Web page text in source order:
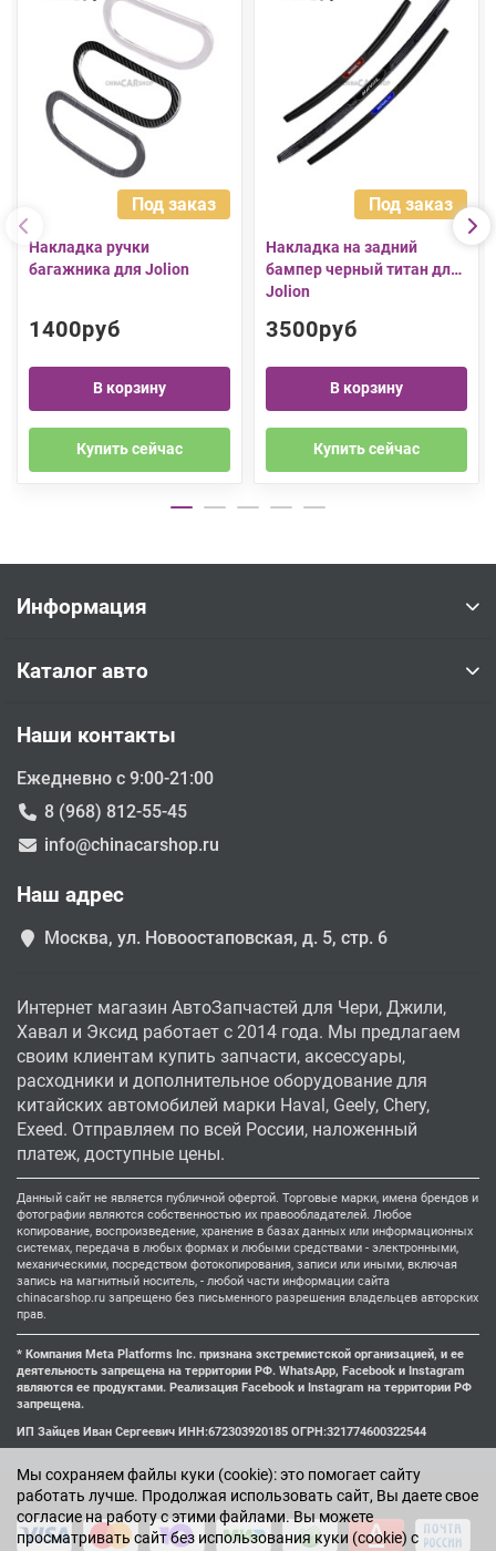
Под заказ
Накладка ручки
багажника для Jolion
1400руб
В корзину
Купить сейчас
Под заказ
Накладка на задний
бампер черный титан для
Jolion
3500руб
В корзину
Купить сейчас
Мы cохраняем файлы куки (cookie): это помогает сайту
работать лучше. Продолжая использовать сайт, Вы даете свое
согласие на работу с этими файлами. Вы можете
просматривать сайт без использования куки (cookie) с
Информация
Каталог авто
Наши контакты
Ежедневно с 9:00-21:00
8 (968) 812-55-45
info@chinacarshop.ru
Наш адрес
Москва, ул. Новоостаповская, д. 5, стр. 6
Интернет магазин АвтоЗапчастей для Чери, Джили,
Хавал и Эксид работает с 2014 года. Мы предлагаем
своим клиентам купить запчасти, аксессуары,
расходники и дополнительное оборудование для
китайских автомобилей марки Haval, Geely, Chery,
Exeed. Отправляем по всей России, наложенный
платеж, доступные цены.
Данный сайт не является публичной офертой. Торговые марки, имена брендов и
фотографии являются собственностью их правообладателей. Любое
копирование, воспроизведение, хранение в базах данных или информационных
системах, передача в любых формах и любыми средствами - электронными,
механическими, посредством фотокопирования, записи или иными, включая
запись на магнитный носитель, - любой части информации сайта
chinacarshop.ru запрещено без письменного разрешения владельцев авторских
прав.
* Компания Meta Platforms Inc. признана экстремистской организацией, и ее
деятельность запрещена на территории РФ. WhatsApp, Facebook и Instagram
являются ее продуктами. Реализация Facebook и Instagram на территории РФ
запрещена.
ИП Зайцев Иван Сергеевич ИНН:672303920185 ОГРН:321774600322544